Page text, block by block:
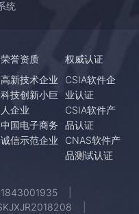
统
荣誉资质
高新技术企业
科技创新小巨
人企业
中国电子商务
诚信示范企业
权威认证
CSIA软件企
业认证
CSIA软件产
品认证
CNAS软件产
品测试认证